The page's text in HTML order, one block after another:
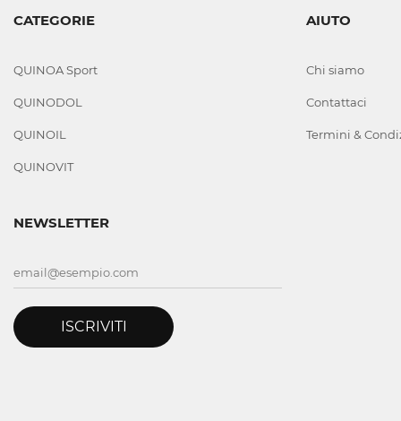
CATEGORIE
QUINOA Sport
QUINODOL
QUINOIL
QUINOVIT
AIUTO
Chi siamo
Contattaci
Termini &
NEWSLETTER
ISCRIVITI